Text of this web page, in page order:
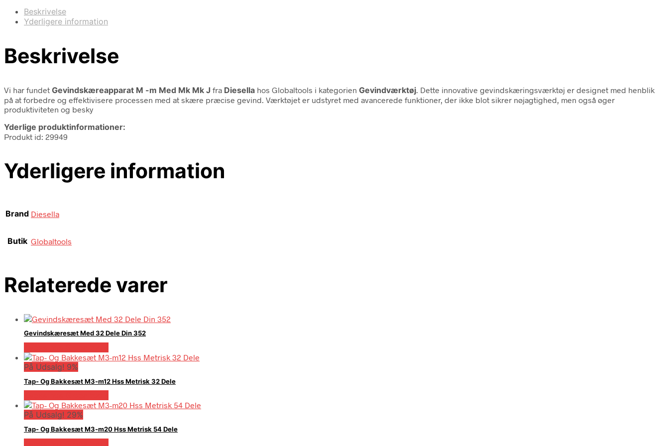
Beskrivelse
Yderligere information
Beskrivelse
Vi har fundet Gevindskæreapparat M -m Med Mk Mk J fra Diesella hos Globaltools i kategorien Gevindværktøj . Dette innovative gevindskæringsværktøj er designet med henblik
på at forbedre og effektivisere processen med at skære præcise gevind. Værktøjet er udstyret med avancerede funktioner, der ikke blot sikrer nøjagtighed, men også øger
produktiviteten og besky
Yderlige produktinformationer:
Produkt id: 29949
Yderligere information
Brand Diesella
Butik Globaltools
Relaterede varer
Gevindskæresæt Med 32 Dele Din 352
På Udsalg! 9%
Tap- Og Bakkesæt M3-m12 Hss Metrisk 32 Dele
På Udsalg! 29%
Tap- Og Bakkesæt M3-m20 Hss Metrisk 54 Dele